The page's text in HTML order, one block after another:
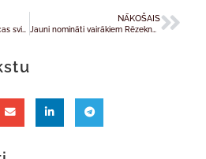
NĀKOŠAIS
Jauni nomināti vairākiem Rēzeknes-Aglonas diecēzes priesteriem